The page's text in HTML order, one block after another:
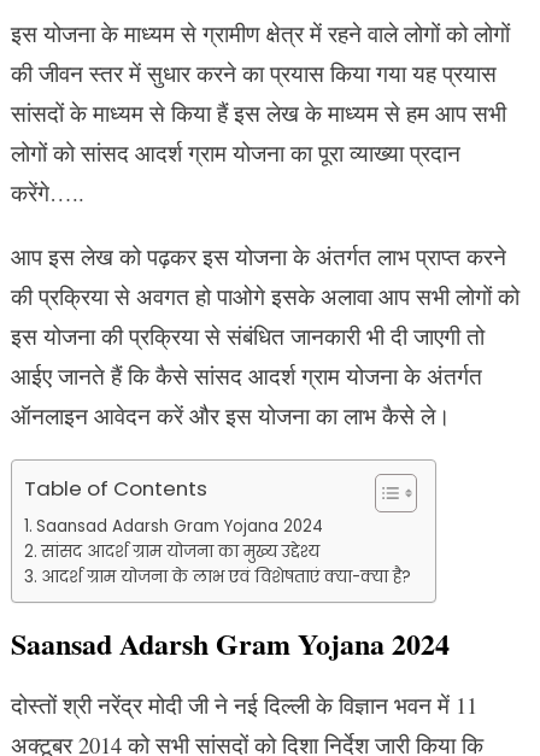
इस योजना के माध्यम से ग्रामीण क्षेत्र में रहने वाले लोगों को लोगों
की जीवन स्तर में सुधार करने का प्रयास किया गया यह प्रयास
सांसदों के माध्यम से किया हैं इस लेख के माध्यम से हम आप सभी
लोगों को सांसद आदर्श ग्राम योजना का पूरा व्याख्या प्रदान
करेंगे…..
आप इस लेख को पढ़कर इस योजना के अंतर्गत लाभ प्राप्त करने
की प्रक्रिया से अवगत हो पाओगे इसके अलावा आप सभी लोगों को
इस योजना की प्रक्रिया से संबंधित जानकारी भी दी जाएगी तो
आईए जानते हैं कि कैसे सांसद आदर्श ग्राम योजना के अंतर्गत
ऑनलाइन आवेदन करें और इस योजना का लाभ कैसे ले।
Table of Contents
Saansad Adarsh Gram Yojana 2024
सांसद आदर्श ग्राम योजना का मुख्य उद्देश्य
आदर्श ग्राम योजना के लाभ एवं विशेषताएं क्या-क्या है?
Saansad Adarsh Gram Yojana 2024
दोस्तों श्री नरेंद्र मोदी जी ने नई दिल्ली के विज्ञान भवन में 11
अक्टूबर 2014 को सभी सांसदों को दिशा निर्देश जारी किया कि